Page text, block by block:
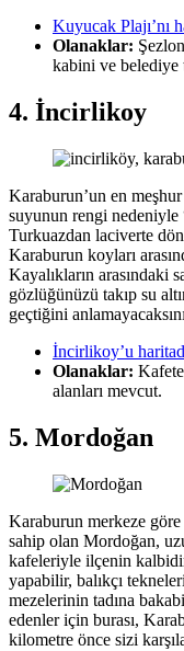
Kuyucak Plajı’nı
Olanaklar:
kabini ve belediye
4. İncirlikoy
Karaburun’un en
suyunun rengi nedeniyle
Turkuazdan laciverte
Karaburun koyları
Kayalıkların arasındaki
gözlüğünüzü takıp su
geçtiğini
İncirlikoy’u
Olanaklar:
alanları mevcut.
5. Mordoğan
Karaburun merkeze
sahip olan Mordoğan,
kafeleriyle ilçenin
yapabilir, balıkçı
mezelerinin tadına
edenler için burası,
kilometre önce sizi